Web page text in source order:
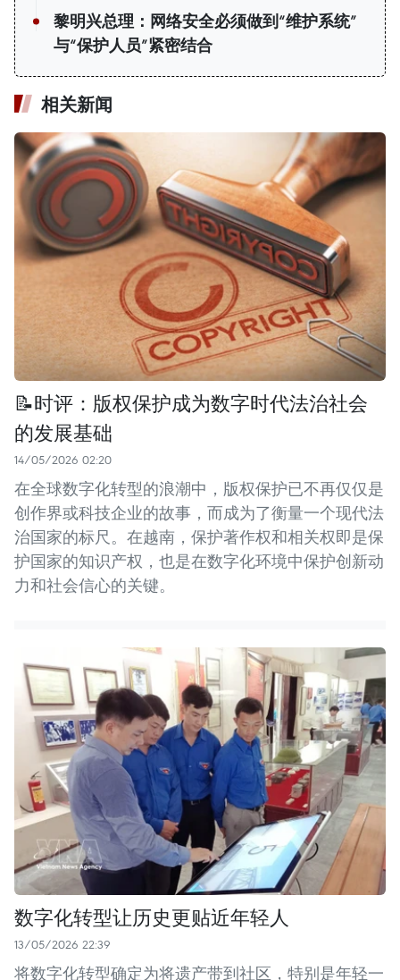
黎明兴总理：网络安全必须做到“维护系统”
与“保护人员”紧密结合
相关新闻
📝时评：版权保护成为数字时代法治社会
的发展基础
14/05/2026 02:20
在全球数字化转型的浪潮中，版权保护已不再仅仅是
创作界或科技企业的故事，而成为了衡量一个现代法
治国家的标尺。在越南，保护著作权和相关权即是保
护国家的知识产权，也是在数字化环境中保护创新动
力和社会信心的关键。
数字化转型让历史更贴近年轻人
13/05/2026 22:39
将数字化转型确定为将遗产带到社区，特别是年轻一